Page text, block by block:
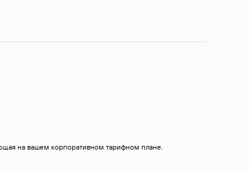
на вашем корпоративном тарифном плане.